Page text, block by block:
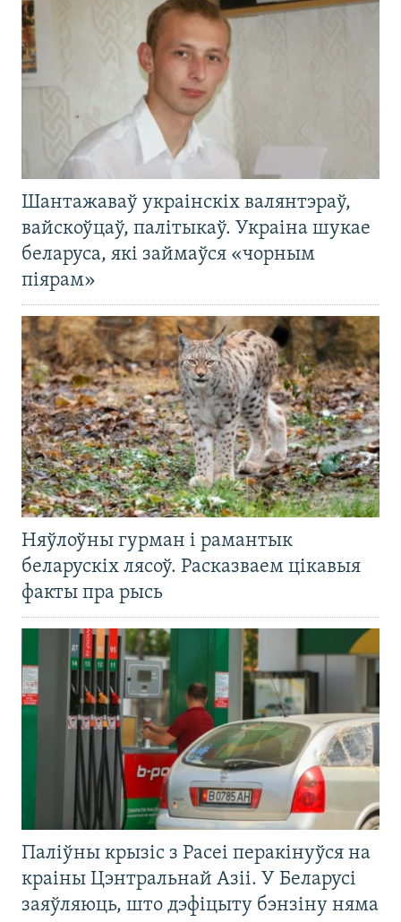
Шантажаваў украінскіх валянтэраў,
вайскоўцаў, палітыкаў. Украіна шукае
беларуса, які займаўся «чорным
піярам»
Няўлоўны гурман і рамантык
беларускіх лясоў. Расказваем цікавыя
факты пра рысь
Паліўны крызіс з Расеі перакінуўся на
краіны Цэнтральнай Азіі. У Беларусі
заяўляюць, што дэфіцыту бэнзіну няма